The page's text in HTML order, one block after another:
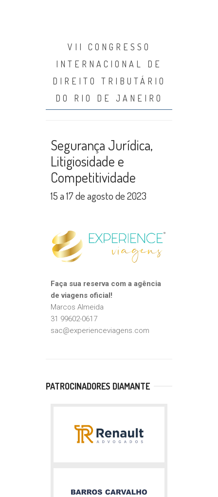
VII CONGRESSO
INTERNACIONAL DE
DIREITO TRIBUTÁRIO
DO RIO DE JANEIRO
Segurança Jurídica,
Litigiosidade e
Competitividade
15 a 17 de agosto de 2023
Faça sua reserva com a agência
de viagens oficial!
Marcos Almeida
31 99602-0617
sac@experienceviagens.com
PATROCINADORES DIAMANTE